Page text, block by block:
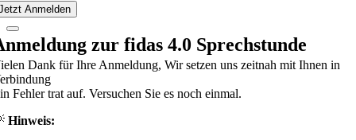
Anmelden
zur fidas 4.0 Sprechstunde
Dank für Ihre Anmeldung, Wir setzen uns zeitnah mit Ihnen in
Fehler trat auf. Versuchen Sie es noch einmal.
Hinweis: